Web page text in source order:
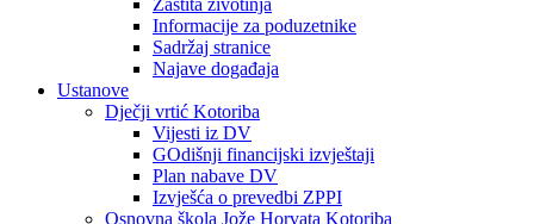
Zaštita životinja
Informacije za poduzetnike
Sadržaj stranice
Najave događaja
Ustanove
Dječji vrtić Kotoriba
Vijesti iz DV
GOdišnji financijski izvještaji
Plan nabave DV
Izvješća o prevedbi ZPPI
Osnovna škola Jože Horvata Kotoriba